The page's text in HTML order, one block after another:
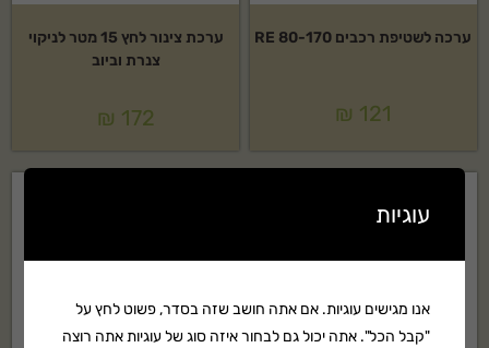
ערכה לשטיפת רכבים RE 80-170
₪ 121
ערכת צינור לחץ 15 מטר לניקוי
צנרת וביוב
₪ 172
עוגיות
אנו מגישים עוגיות. אם אתה חושב שזה בסדר, פשוט לחץ על
"קבל הכל". אתה יכול גם לבחור איזה סוג של עוגיות אתה רוצה